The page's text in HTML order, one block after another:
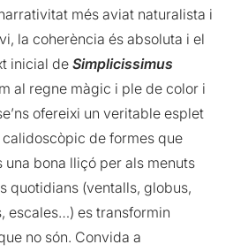
més aviat naturalista i
la coherència és absoluta i el
inicial deSimplicissimus
al regne màgic i ple de color i
ofereixi un veritable esplet
calidoscòpic de formes que
una bona lliçó per als menuts
quotidians (ventalls, globus,
escales…) es transformin
no són. Convida a